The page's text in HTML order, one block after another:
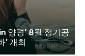
양평’ 8월 정기공
’ 개최